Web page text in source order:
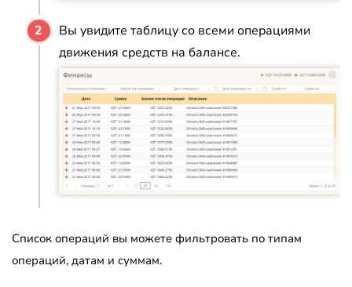
Вы увидите таблицу со всеми операциями
движения средств на балансе.
Список операций вы можете фильтровать по типам
операций, датам и суммам.